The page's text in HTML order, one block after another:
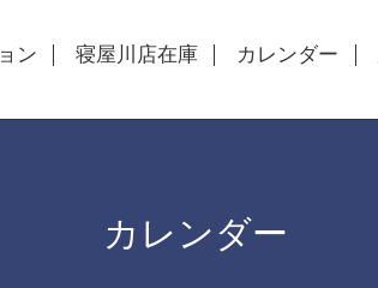
ン 寝屋川店在庫 カレンダー
カレンダー